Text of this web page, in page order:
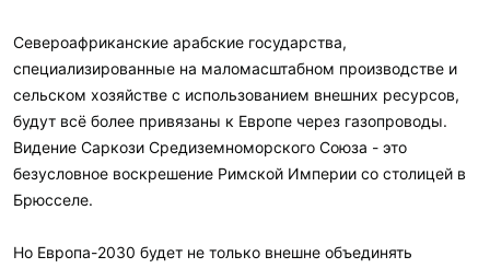
Североафриканские арабские государства,
специализированные на маломасштабном производстве и
сельском хозяйстве с использованием внешних ресурсов,
будут всё более привязаны к Европе через газопроводы.
Видение Саркози Средиземноморского Союза - это
безусловное воскрешение Римской Империи со столицей в
Брюсселе.
Но Европа-2030 будет не только внешне объединять